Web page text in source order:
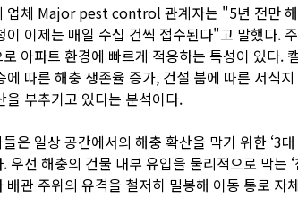
업체 Major pest control 관계자는 "5년 전만 해
이 이제는 매일 수십 건씩 접수된다"고 말했다.
아파트 환경에 빠르게 적응하는 특성이 있다.
에 따른 해충 생존율 증가, 건설 붐에 따른 서식
을 부추기고 있다는 분석이다.
은 일상 공간에서의 해충 확산을 막기 위한 ‘3
우선 해충의 건물 내부 유입을 물리적으로 막는
배관 주위의 유격을 철저히 밀봉해 이동 통로 자